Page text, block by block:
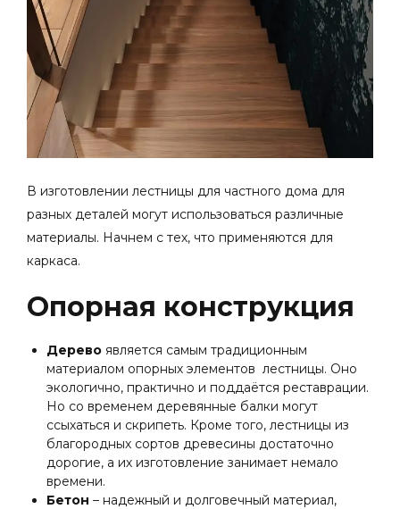
В изготовлении лестницы для частного дома для
разных деталей могут использоваться различные
материалы. Начнем с тех, что применяются для
каркаса.
Опорная конструкция
Дерево является самым традиционным
материалом опорных элементов лестницы. Оно
экологично, практично и поддаётся реставрации.
Но со временем деревянные балки могут
ссыхаться и скрипеть. Кроме того, лестницы из
благородных сортов древесины достаточно
дорогие, а их изготовление занимает немало
времени.
Бетон – надежный и долговечный материал,